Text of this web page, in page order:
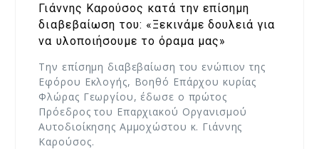
Γιάννης Καρούσος κατά την επίσημη
διαβεβαίωση του: «Ξεκινάμε δουλειά για
να υλοποιήσουμε το όραμα μας»
Την επίσημη διαβεβαίωση του ενώπιον της
Εφόρου Εκλογής, Βοηθό Επάρχου κυρίας
Φλώρας Γεωργίου, έδωσε ο πρώτος
Πρόεδρος του Επαρχιακού Οργανισμού
Αυτοδιοίκησης Αμμοχώστου κ. Γιάννης
Καρούσος.